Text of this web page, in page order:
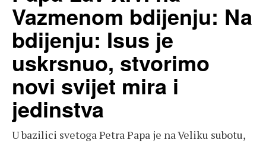
Vazmenom bdijenju: Na
bdijenju: Isus je
uskrsnuo, stvorimo
novi svijet mira i
jedinstva
U bazilici svetoga Petra Papa je na Veliku subotu,